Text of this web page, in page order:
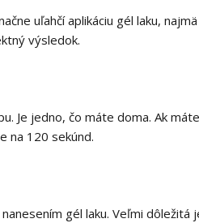
uľahčí aplikáciu gél laku,
výsledok.
Je jedno, čo máte doma. Ak
na 120 sekúnd.
gél laku. Veľmi dôležitá